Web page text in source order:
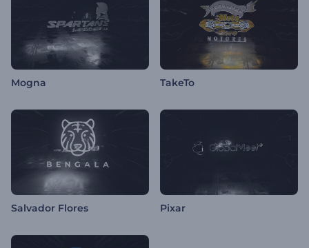
Mogna TakeTo
Salvador Flores Pixar